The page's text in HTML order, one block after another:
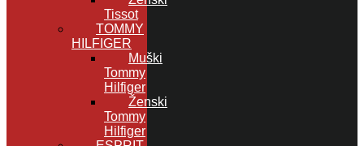
Tissot
TOMMY
HILFIGER
Muški
Tommy
Hilfiger
Ženski
Tommy
Hilfiger